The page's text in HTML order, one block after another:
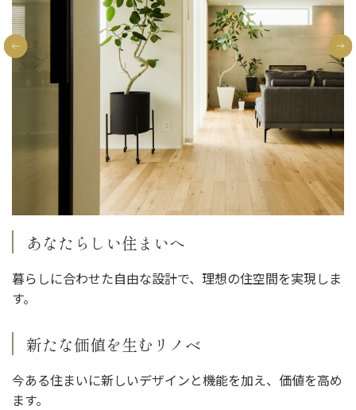
あなたらしい住まいへ
暮らしに合わせた自由な設計で、理想の住空間を実現しま
す。
新たな価値を生むリノベ
今ある住まいに新しいデザインと機能を加え、価値を高め
ます。